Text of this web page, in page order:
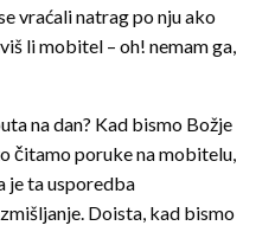
vraćali natrag po nju ako
li mobitel – oh! nemam ga,
na dan? Kad bismo Božje
čitamo poruke na mobitelu,
je ta usporedba
Doista, kad bismo